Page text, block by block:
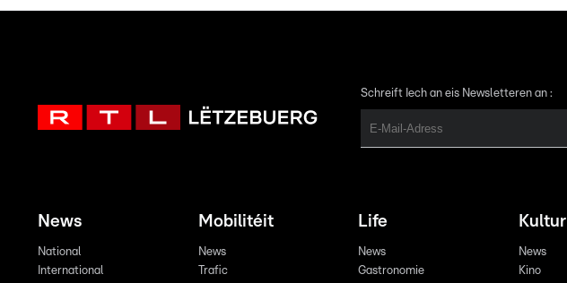
Schreift Iech an eis Newsletteren an :
News
National
International
Mobilitéit
News
Trafic
Life
News
Gastronomie
Kultur
News
Kino